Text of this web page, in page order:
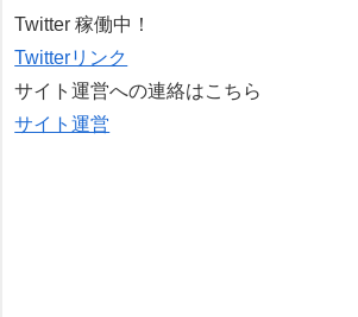
Twitter 稼働中！
Twitterリンク
サイト運営への連絡はこちら
サイト運営